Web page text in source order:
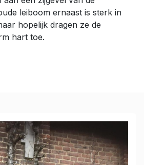
leiboom ernaast is sterk in
hopelijk dragen ze de
hart toe.